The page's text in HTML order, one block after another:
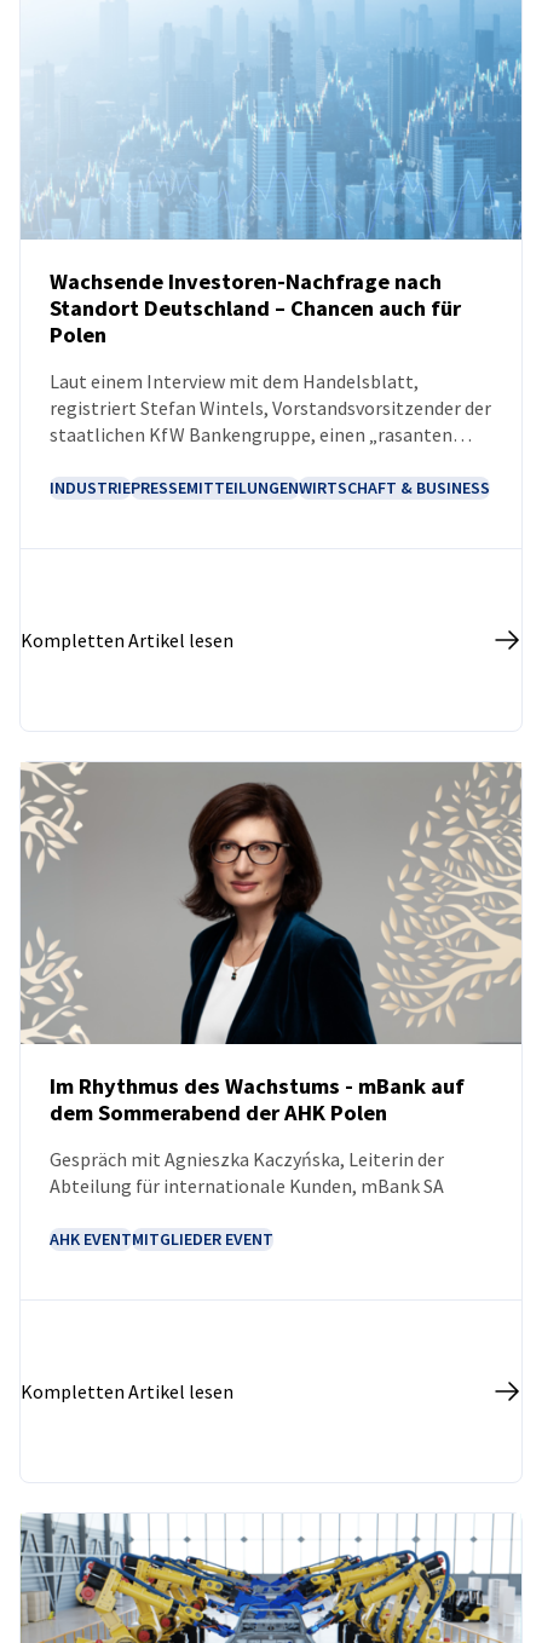
NEUIGKEITEN
Wachsende Investoren-Nachfrage nach
Standort Deutschland – Chancen auch für
Polen
Laut einem Interview mit dem Handelsblatt,
registriert Stefan Wintels, Vorstandsvorsitzender der
staatlichen KfW Bankengruppe, einen „rasanten
Investoren in Bezug auf Deutschland. Insbesondere
INDUSTRIEPRESSEMITTEILUNGENWIRTSCHAFT & BUSINESS
Kompletten Artikel lesen
Im Rhythmus des Wachstums - mBank auf
dem Sommerabend der AHK Polen
Gespräch mit Agnieszka Kaczyńska, Leiterin der
Abteilung für internationale Kunden, mBank SA
AHK EVENTMITGLIEDER EVENT
Kompletten Artikel lesen